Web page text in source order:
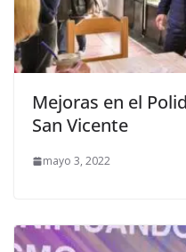
Mejoras en el
San Vicente
mayo 3, 2022